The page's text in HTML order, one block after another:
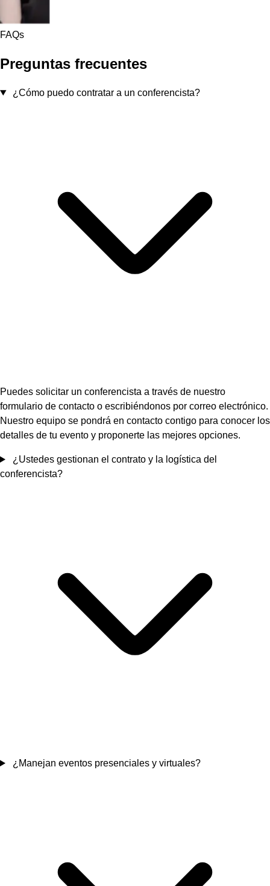
FAQs
Preguntas frecuentes
¿Cómo puedo contratar a un conferencista?
Puedes solicitar un conferencista a través de nuestro
formulario de contacto o escribiéndonos por correo electrónico.
Nuestro equipo se pondrá en contacto contigo para conocer los
detalles de tu evento y proponerte las mejores opciones.
¿Ustedes gestionan el contrato y la logística del
conferencista?
¿Manejan eventos presenciales y virtuales?